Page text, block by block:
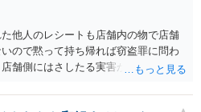
他人のレシートも店舗内の物で店舗
ので黙って持ち帰れば窃盗罪に問わ
舗側にはさしたる実害がない以上、
が一検挙された場合のこと等を考え